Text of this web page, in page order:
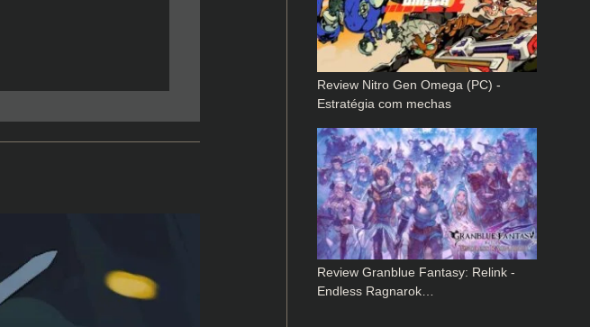
Review Nitro Gen Omega (PC) -
Estratégia com mechas
Review Granblue Fantasy: Relink -
Endless Ragnarok…